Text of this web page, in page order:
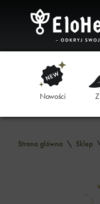
Nowości
Strona główna \ Sklep